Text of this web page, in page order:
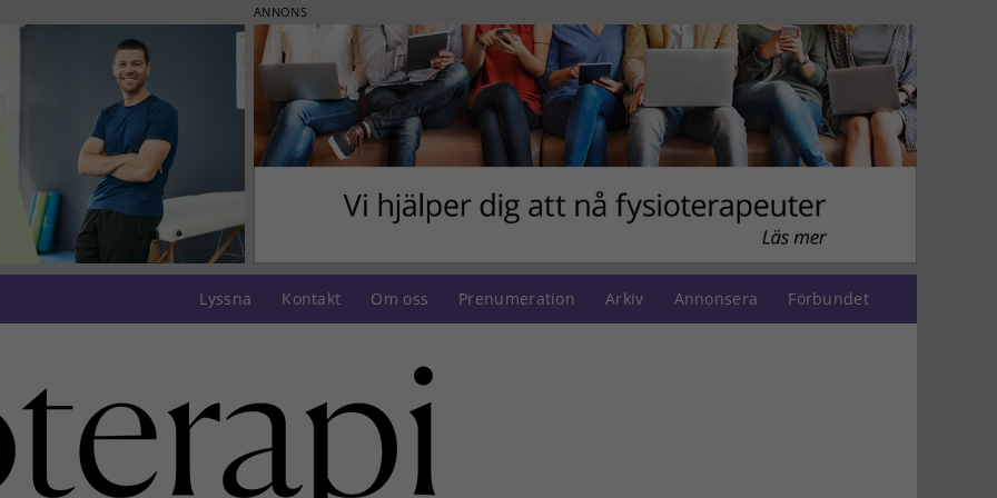
ANNONS
Lyssna Kontakt Om oss Prenumeration Arkiv Annonsera Förbundet